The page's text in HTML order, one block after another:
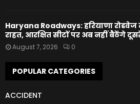
Haryana Roadways: हरियाणा रोडवेज
राहत, आरक्षित सीटों पर अब नहीं बैठेंगे दूसरे
August 7, 2026 0
POPULAR CATEGORIES
ACCIDENT